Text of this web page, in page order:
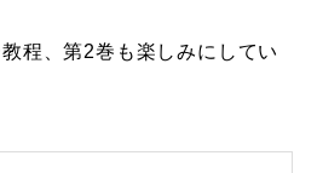
程、第2巻も楽しみにしてい